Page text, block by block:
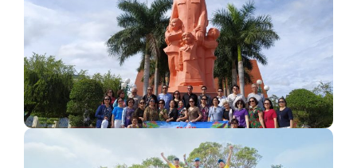
Hành trình khám phá Phan Thiết của Trường cấp III
Chu…